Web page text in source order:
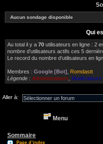
Aucun sondage disponible
Qui
Au total il y a 70 utilisateurs en ligne : 2
nombre d’utilisateurs actifs ces 5
Le record du nombre d’utilisateurs en
Membres : Google [Bot]
Romdastt
Légende : Administrateurs Modérateurs
Aller à:
Menu
Sommaire
Page d’index